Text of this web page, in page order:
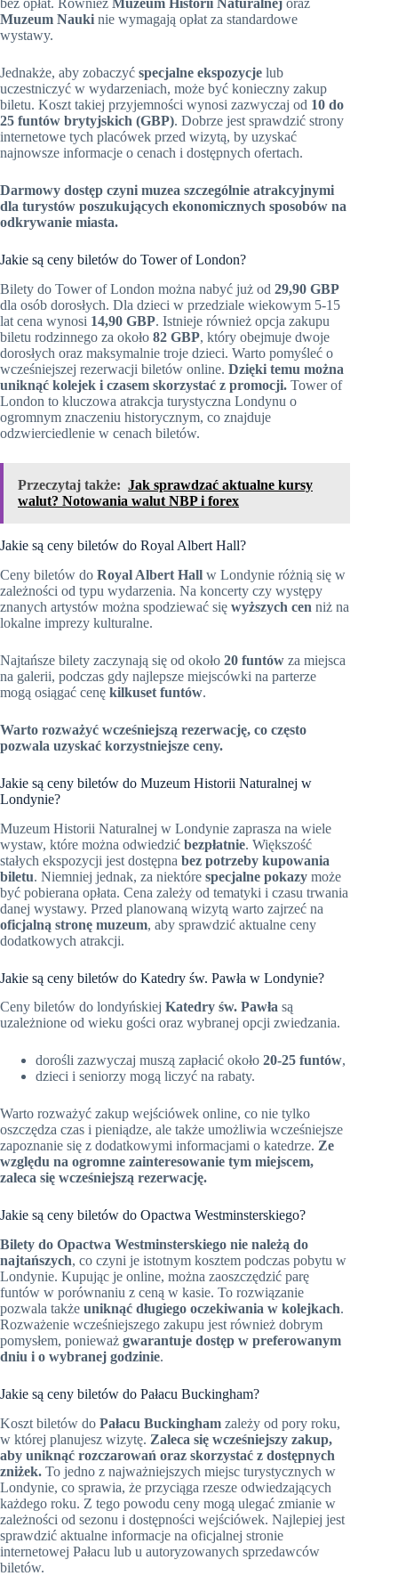
bez opłat. Również Muzeum Historii Naturalnej oraz
Muzeum Nauki nie wymagają opłat za standardowe
wystawy.
Jednakże, aby zobaczyć specjalne ekspozycje lub
uczestniczyć w wydarzeniach, może być konieczny zakup
biletu. Koszt takiej przyjemności wynosi zazwyczaj od 10 do
25 funtów brytyjskich (GBP). Dobrze jest sprawdzić strony
internetowe tych placówek przed wizytą, by uzyskać
najnowsze informacje o cenach i dostępnych ofertach.
Darmowy dostęp czyni muzea szczególnie atrakcyjnymi
dla turystów poszukujących ekonomicznych sposobów na
odkrywanie miasta.
Jakie są ceny biletów do Tower of London?
Bilety do Tower of London można nabyć już od 29,90 GBP
dla osób dorosłych. Dla dzieci w przedziale wiekowym 5-15
lat cena wynosi 14,90 GBP. Istnieje również opcja zakupu
biletu rodzinnego za około 82 GBP, który obejmuje dwoje
dorosłych oraz maksymalnie troje dzieci. Warto pomyśleć o
wcześniejszej rezerwacji biletów online. Dzięki temu można
uniknąć kolejek i czasem skorzystać z promocji. Tower of
London to kluczowa atrakcja turystyczna Londynu o
ogromnym znaczeniu historycznym, co znajduje
odzwierciedlenie w cenach biletów.
Przeczytaj także: Jak sprawdzać aktualne kursy
walut? Notowania walut NBP i forex
Jakie są ceny biletów do Royal Albert Hall?
Ceny biletów do Royal Albert Hall w Londynie różnią się w
zależności od typu wydarzenia. Na koncerty czy występy
znanych artystów można spodziewać się wyższych cen niż na
lokalne imprezy kulturalne.
Najtańsze bilety zaczynają się od około 20 funtów za miejsca
na galerii, podczas gdy najlepsze miejscówki na parterze
mogą osiągać cenę kilkuset funtów.
Warto rozważyć wcześniejszą rezerwację, co często
pozwala uzyskać korzystniejsze ceny.
Jakie są ceny biletów do Muzeum Historii Naturalnej w
Londynie?
Muzeum Historii Naturalnej w Londynie zaprasza na wiele
wystaw, które można odwiedzić bezpłatnie. Większość
stałych ekspozycji jest dostępna bez potrzeby kupowania
biletu. Niemniej jednak, za niektóre specjalne pokazy może
być pobierana opłata. Cena zależy od tematyki i czasu trwania
danej wystawy. Przed planowaną wizytą warto zajrzeć na
oficjalną stronę muzeum, aby sprawdzić aktualne ceny
dodatkowych atrakcji.
Jakie są ceny biletów do Katedry św. Pawła w Londynie?
Ceny biletów do londyńskiej Katedry św. Pawła są
uzależnione od wieku gości oraz wybranej opcji zwiedzania.
dorośli zazwyczaj muszą zapłacić około 20-25 funtów,
dzieci i seniorzy mogą liczyć na rabaty.
Warto rozważyć zakup wejściówek online, co nie tylko
oszczędza czas i pieniądze, ale także umożliwia wcześniejsze
zapoznanie się z dodatkowymi informacjami o katedrze. Ze
względu na ogromne zainteresowanie tym miejscem,
zaleca się wcześniejszą rezerwację.
Jakie są ceny biletów do Opactwa Westminsterskiego?
Bilety do Opactwa Westminsterskiego nie należą do
najtańszych, co czyni je istotnym kosztem podczas pobytu w
Londynie. Kupując je online, można zaoszczędzić parę
funtów w porównaniu z ceną w kasie. To rozwiązanie
pozwala także uniknąć długiego oczekiwania w kolejkach.
Rozważenie wcześniejszego zakupu jest również dobrym
pomysłem, ponieważ gwarantuje dostęp w preferowanym
dniu i o wybranej godzinie.
Jakie są ceny biletów do Pałacu Buckingham?
Koszt biletów do Pałacu Buckingham zależy od pory roku,
w której planujesz wizytę. Zaleca się wcześniejszy zakup,
aby uniknąć rozczarowań oraz skorzystać z dostępnych
zniżek. To jedno z najważniejszych miejsc turystycznych w
Londynie, co sprawia, że przyciąga rzesze odwiedzających
każdego roku. Z tego powodu ceny mogą ulegać zmianie w
zależności od sezonu i dostępności wejściówek. Najlepiej jest
sprawdzić aktualne informacje na oficjalnej stronie
internetowej Pałacu lub u autoryzowanych sprzedawców
biletów.